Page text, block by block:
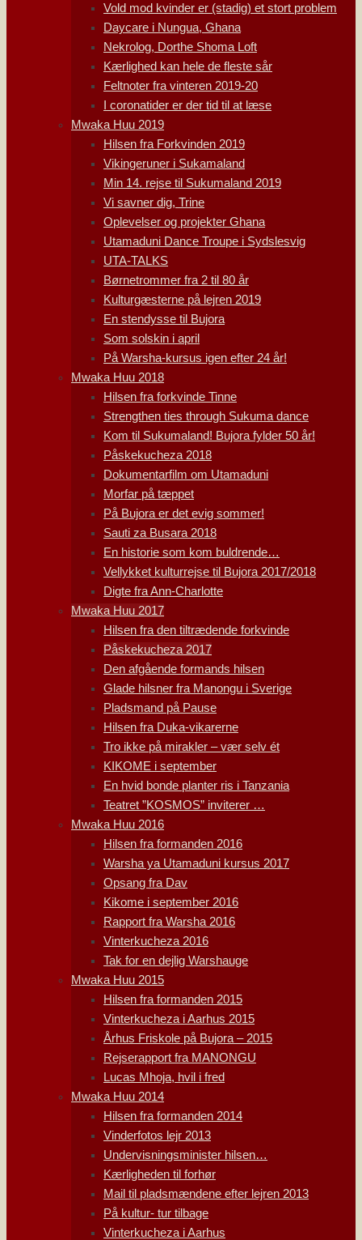
Vold mod kvinder er (stadig) et stort problem
Daycare i Nungua, Ghana
Nekrolog, Dorthe Shoma Loft
Kærlighed kan hele de fleste sår
Feltnoter fra vinteren 2019-20
I coronatider er der tid til at læse
Mwaka Huu 2019
Hilsen fra Forkvinden 2019
Vikingeruner i Sukamaland
Min 14. rejse til Sukumaland 2019
Vi savner dig, Trine
Oplevelser og projekter Ghana
Utamaduni Dance Troupe i Sydslesvig
UTA-TALKS
Børnetrommer fra 2 til 80 år
Kulturgæsterne på lejren 2019
En stendysse til Bujora
Som solskin i april
På Warsha-kursus igen efter 24 år!
Mwaka Huu 2018
Hilsen fra forkvinde Tinne
Strengthen ties through Sukuma dance
Kom til Sukumaland! Bujora fylder 50 år!
Påskekucheza 2018
Dokumentarfilm om Utamaduni
Morfar på tæppet
På Bujora er det evig sommer!
Sauti za Busara 2018
En historie som kom buldrende…
Vellykket kulturrejse til Bujora 2017/2018
Digte fra Ann-Charlotte
Mwaka Huu 2017
Hilsen fra den tiltrædende forkvinde
Påskekucheza 2017
Den afgående formands hilsen
Glade hilsner fra Manongu i Sverige
Pladsmand på Pause
Hilsen fra Duka-vikarerne
Tro ikke på mirakler – vær selv ét
KIKOME i september
En hvid bonde planter ris i Tanzania
Teatret ”KOSMOS” inviterer …
Mwaka Huu 2016
Hilsen fra formanden 2016
Warsha ya Utamaduni kursus 2017
Opsang fra Dav
Kikome i september 2016
Rapport fra Warsha 2016
Vinterkucheza 2016
Tak for en dejlig Warshauge
Mwaka Huu 2015
Hilsen fra formanden 2015
Vinterkucheza i Aarhus 2015
Århus Friskole på Bujora – 2015
Rejserapport fra MANONGU
Lucas Mhoja, hvil i fred
Mwaka Huu 2014
Hilsen fra formanden 2014
Vinderfotos lejr 2013
Undervisningsminister hilsen…
Kærligheden til forhør
Mail til pladsmændene efter lejren 2013
På kultur- tur tilbage
Vinterkucheza i Aarhus